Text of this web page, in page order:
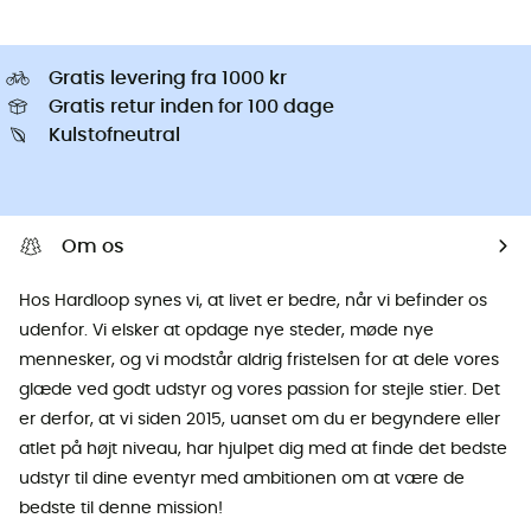
Gratis levering fra 1000 kr
Gratis retur inden for 100 dage
Kulstofneutral
Om os
Hos Hardloop synes vi, at livet er bedre, når vi befinder os
udenfor. Vi elsker at opdage nye steder, møde nye
mennesker, og vi modstår aldrig fristelsen for at dele vores
glæde ved godt udstyr og vores passion for stejle stier. Det
er derfor, at vi siden 2015, uanset om du er begyndere eller
atlet på højt niveau, har hjulpet dig med at finde det bedste
udstyr til dine eventyr med ambitionen om at være de
bedste til denne mission!